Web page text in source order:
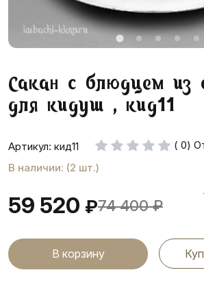
Сакан с блюдцем из
для кидуш , кид11
Артикул: кид11
( 0)
В наличии: (2 шт.)
59 520 ₽74 400 ₽